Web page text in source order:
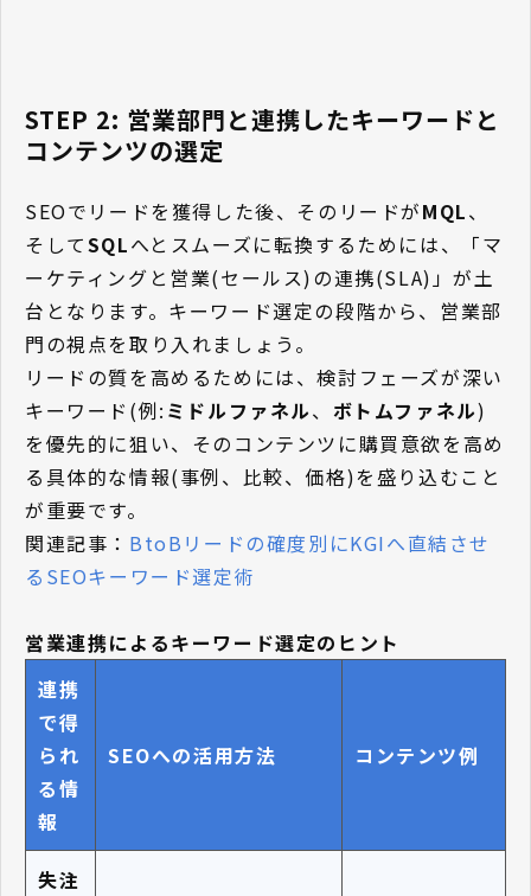
STEP 2: 営業部門と連携したキーワードと
コンテンツの選定
SEOでリードを獲得した後、そのリードがMQL、
そしてSQLへとスムーズに転換するためには、「マ
ーケティングと営業(セールス)の連携(SLA)」が土
台となります。キーワード選定の段階から、営業部
門の視点を取り入れましょう。
リードの質を高めるためには、検討フェーズが深い
キーワード(例: ミドルファネル、 ボトムファネル)
を優先的に狙い、そのコンテンツに購買意欲を高め
る具体的な情報(事例、比較、価格)を盛り込むこと
が重要です。
関連記事： BtoBリードの確度別にKGIへ直結させ
るSEOキーワード選定術
営業連携によるキーワード選定のヒント
連携
で得
られ
る情
報
SEOへの活用方法 コンテンツ例
失注